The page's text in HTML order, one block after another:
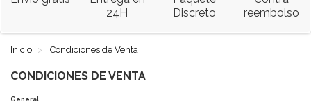
24H
Discreto
reembolso
Inicio Condiciones de Venta
CONDICIONES DE VENTA
General